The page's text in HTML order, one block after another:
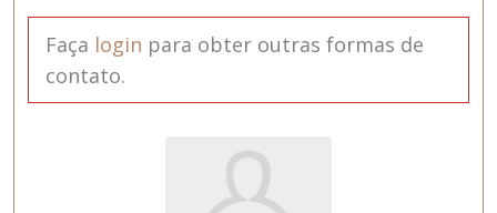
Faça login para obter outras formas de
contato.